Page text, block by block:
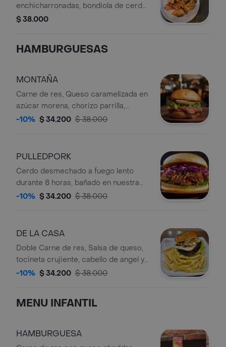
enchicharronadas, bondiola de cerdo,
250g. Acompañada de papa salada,
$ 38.000
HAMBURGUESAS
MONTAÑA
Carne de res, Queso caramelizada en
azúcar morena, chorizo parrilla,
chimichurri de pimentón ahumado y
papa francesa y gaseosa 250
-10% $ 34.200 $ 38.000
PULLEDPORK
Cerdo desmechado a fuego lento
durante 8 horas, bañado en nuestra
salsa BBQ Artesanal, coronado con
gaseosa 250
-10% $ 34.200 $ 38.000
DE LA CASA
Doble Carne de res, Salsa de queso,
tocineta crujiente, cabello de angel y
vegetales frescos. Acompañada de
-10% $ 34.200 $ 38.000
MENU INFANTIL
HAMBURGUESA